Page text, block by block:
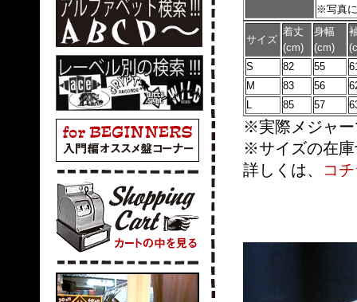
※写真
サイズ
着丈
(cm)
身幅
(cm)
S
82 55
M
83 56
L
85 57
※実際メジャー
※サイズの在庫
詳しくは、
コ